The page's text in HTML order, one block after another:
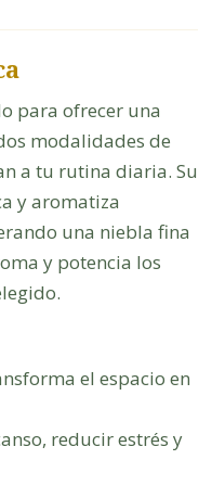
para ofrecer una
modalidades de
a tu rutina diaria. Su
y aromatiza
una niebla fina
y potencia los
el espacio en
reducir estrés y